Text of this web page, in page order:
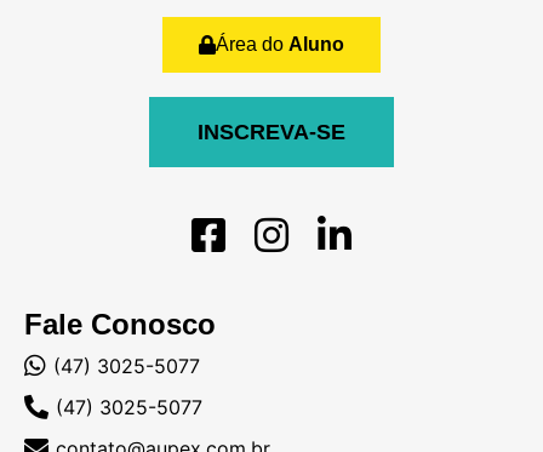
Fale Conosco
(47) 3025-5077
(47) 3025-5077
Área do Aluno
INSCREVA-SE